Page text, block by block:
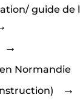
guide de
Normandie